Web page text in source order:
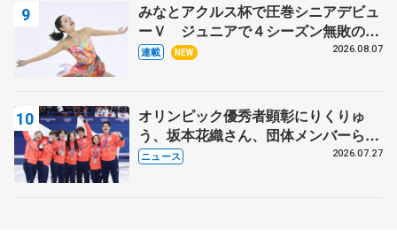
みなとアクルス杯で圧巻シニアデビュ
ーＶ ジュニアで４シーズン無敗の島
田麻央
連載 NEW 2026.08.07
オリンピック優秀者顕彰にりくりゅ
う、坂本花織さん、団体メンバーら
8月7日に文科省が表彰式、ブルーノ・
ニュース 2026.07.27